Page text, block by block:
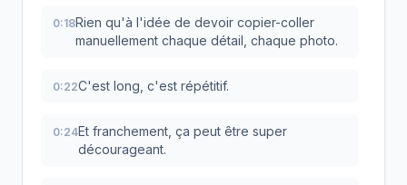
0:18Rien qu'à l'idée de devoir copier-coller
manuellement chaque détail, chaque photo.
0:22C'est long, c'est répétitif.
0:24Et franchement, ça peut être super
décourageant.